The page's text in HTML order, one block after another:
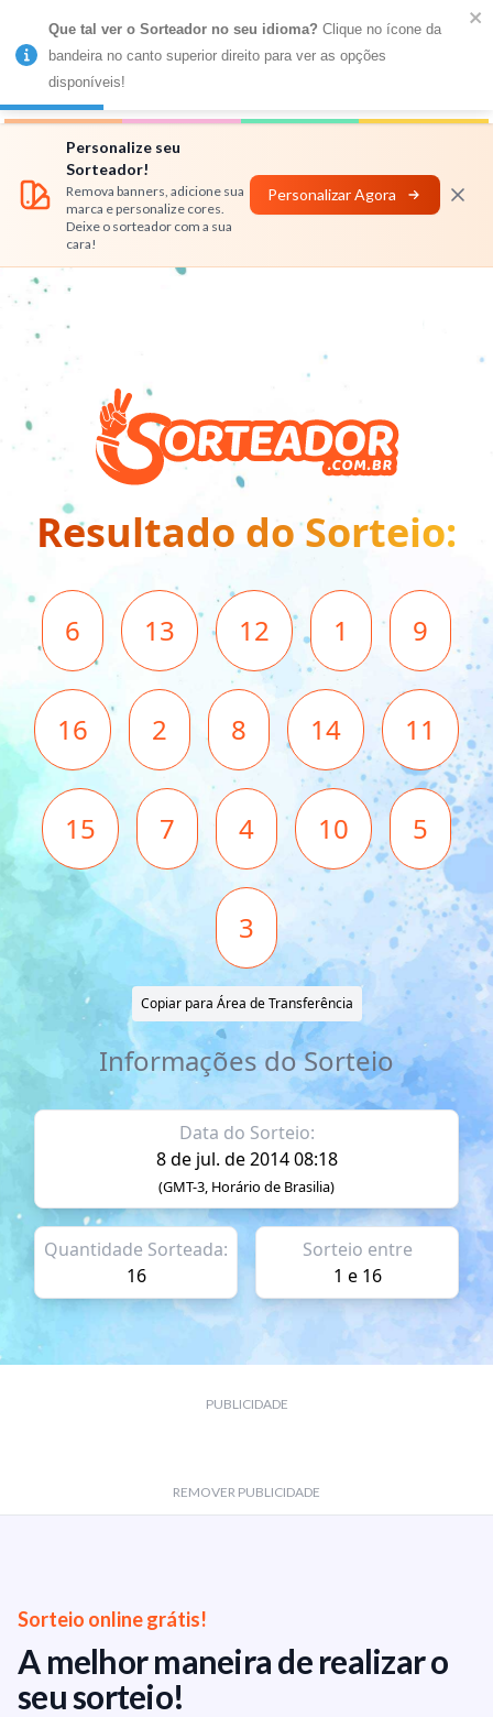
MENU
Números
Personalize seu
Sorteador!
Remova banners, adicione sua
marca e personalize cores.
Deixe o sorteador com a sua
cara!
Personalizar Agora
Resultado do Sorteio:
6 13 12 1 9
16 2 8 14 11
15 7 4 10 5
3
Copiar para Área de Transferência
Informações do Sorteio
Data do Sorteio:
8 de jul. de 2014 08:18
(GMT-3, Horário de Brasilia)
Quantidade Sorteada:
16
Sorteio entre
1 e 16
PUBLICIDADE
REMOVER PUBLICIDADE
Sorteio online grátis!
A melhor maneira de realizar o
seu sorteio!
Que tal ver o Sorteador no seu idioma? Clique no ícone da
bandeira no canto superior direito para ver as opções
disponíveis!